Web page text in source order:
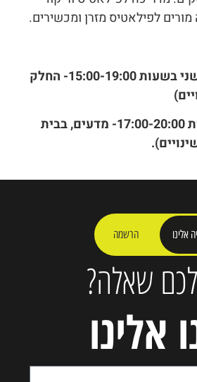
לפילאטיס מזרן ומכשירים.
הקורס ייערך בימי שני בשעות 15:00-19:00- החלק
ובימי שלישי בשעות 17:00-20:00- מדעים, בבית
אלינו הרשמה
שאלה?
אלינו
עכשיו!